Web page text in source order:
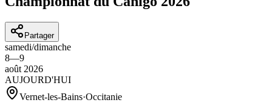
Partager
samedi/dimanche
8—9
août 2026
AUJOURD'HUI
Vernet-les-Bains·Occitanie